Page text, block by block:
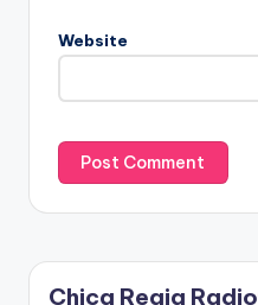
Website
Chica Regia Radio